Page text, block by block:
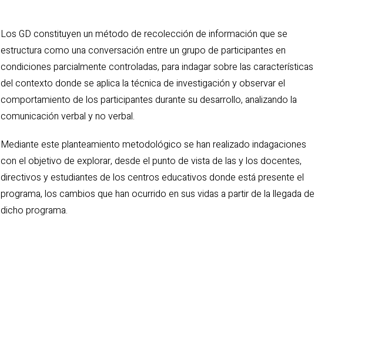
Los GD constituyen un método de recolección de información que se
estructura como una conversación entre un grupo de participantes en
condiciones parcialmente controladas, para indagar sobre las características
del contexto donde se aplica la técnica de investigación y observar el
comportamiento de los participantes durante su desarrollo, analizando la
comunicación verbal y no verbal.
Mediante este planteamiento metodológico se han realizado indagaciones
con el objetivo de explorar, desde el punto de vista de las y los docentes,
directivos y estudiantes de los centros educativos donde está presente el
programa, los cambios que han ocurrido en sus vidas a partir de la llegada de
dicho programa.